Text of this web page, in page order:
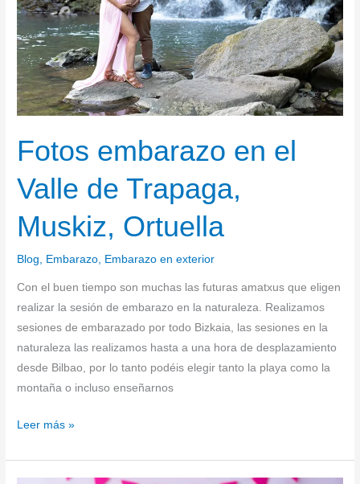
Fotos embarazo en el
Valle de Trapaga,
Muskiz, Ortuella
Blog Embarazo Embarazo en exterior
Con el buen tiempo son muchas las futuras amatxus que eligen
realizar la sesión de embarazo en la naturaleza. Realizamos
sesiones de embarazado por todo Bizkaia, las sesiones en la
naturaleza las realizamos hasta a una hora de desplazamiento
desde Bilbao, por lo tanto podéis elegir tanto la playa como la
montaña o incluso enseñarnos
de
Trapaga,
Muskiz,
Ortuella
Leer más »